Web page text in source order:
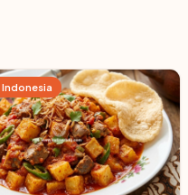
Indonesia